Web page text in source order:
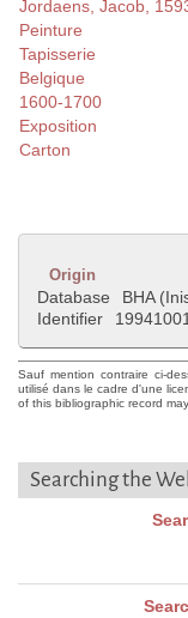
Jordaens, Jacob,
Peinture
Tapisserie
Belgique
1600-1700
Exposition
Carton
Origin
Database
BHA
Identifier
Sauf mention contraire ci-
utilisé dans le cadre d'une
of this bibliographic record
Searching the